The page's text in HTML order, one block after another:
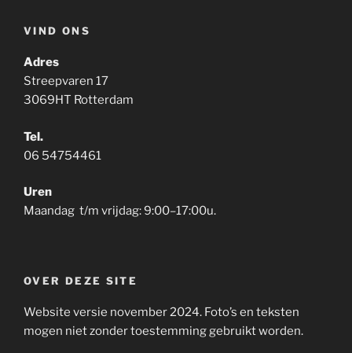
VIND ONS
Adres
Streepvaren 17
3069HT Rotterdam
Tel.
06 54754461
Uren
Maandag t/m vrijdag: 9:00–17:00u.
OVER DEZE SITE
Website versie november 2024. Foto’s en teksten
mogen niet zonder toestemming gebruikt worden.